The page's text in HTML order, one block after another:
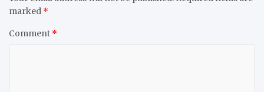
marked *
Comment *